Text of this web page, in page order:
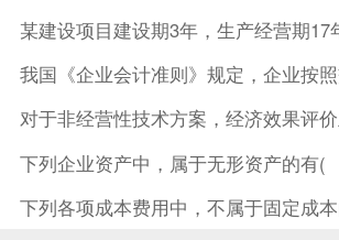
下列企业资产中，属于无形资产的
下列各项成本费用中，不属于固定成本